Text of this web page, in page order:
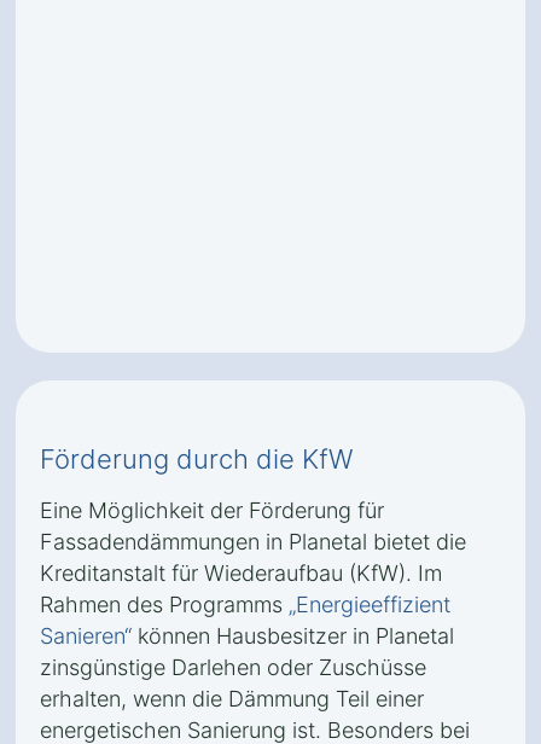
Förderung durch die KfW
Eine Möglichkeit der Förderung für
Fassadendämmungen in Planetal bietet die
Kreditanstalt für Wiederaufbau (KfW). Im
Rahmen des Programms „Energieeffizient
Sanieren“ können Hausbesitzer in Planetal
zinsgünstige Darlehen oder Zuschüsse
erhalten, wenn die Dämmung Teil einer
energetischen Sanierung ist. Besonders bei